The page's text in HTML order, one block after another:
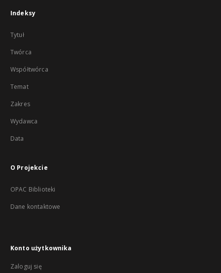
Indeksy
Tytuł
Twórca
Współtwórca
Temat
Zakres
Wydawca
Data
O Projekcie
OPAC Biblioteki
Dane kontaktowe
Konto użytkownika
Zaloguj się